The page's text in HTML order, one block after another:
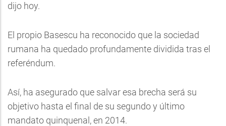
dijo hoy.
El propio Basescu ha reconocido que la sociedad
rumana ha quedado profundamente dividida tras el
referéndum.
Así, ha asegurado que salvar esa brecha será su
objetivo hasta el final de su segundo y último
mandato quinquenal, en 2014.